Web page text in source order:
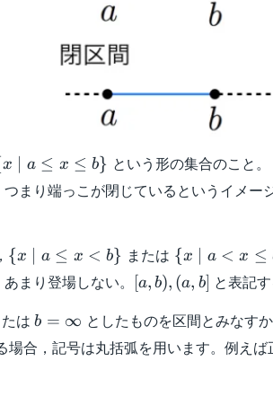
\leq
b\}
x ∣ a ≤ x ≤ b} という形の集合のこと。
まり端っこが閉じているというイメー
\
{x\mid
a \leq
x <b\}
{x a ≤ x < b} または \
{x\mid
a <x
\leq
b\}
{x a < x ≤
まり登場しない。 [a,b),
[a, b), (a, b] と表記す
たはb=\infty
b = ∞ としたものを区間とみなす
場合，記号は丸括弧を用います。例え